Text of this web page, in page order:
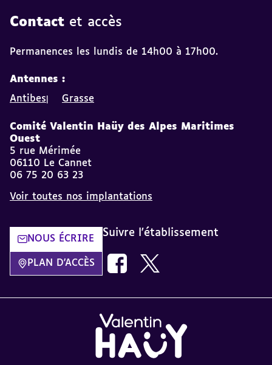
Contact et accès
Permanences les lundis de 14h00 à 17h00.
Antennes :
Antibes
Grasse
Comité Valentin Haüy des Alpes Maritimes
Ouest
5 rue Mérimée
06110 Le Cannet
06 75 20 63 23
Voir toutes nos implantations
NOUS ÉCRIRE
PLAN D'ACCÈS
Suivre l'établissement
Nous suivre sur Facebook AVH
Nous suivre sur Twitter